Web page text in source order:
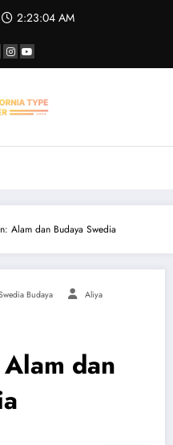
2:23:04 AM
Alam dan Budaya Swedia
Budaya Aliya
dan